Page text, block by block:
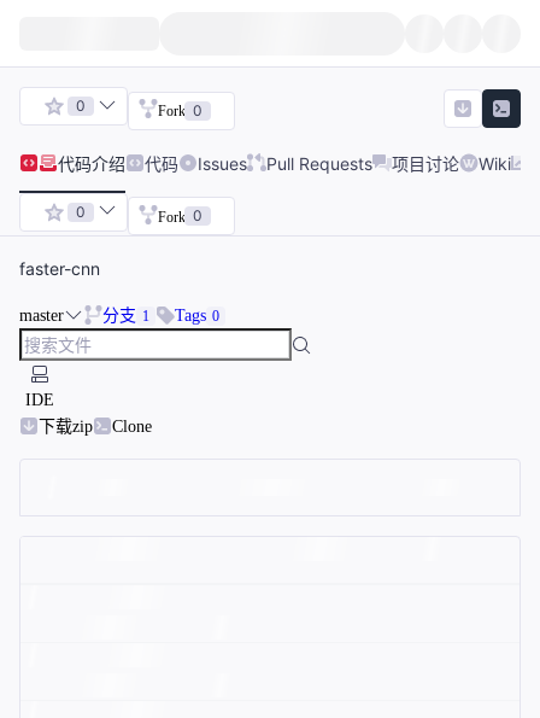
0 Fork 0
代码介绍 代码 Issues Pull Requests 项目讨论 Wiki
0 Fork 0
faster-cnn
master 分支 1 Tags 0
IDE
下载zip
Clone